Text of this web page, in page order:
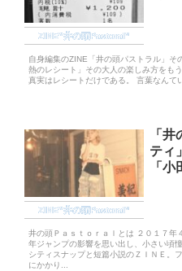
ZINE“井の頭Pastoral”
自身編集のZINE「井の頭パストラル」
熱のレシート」その大人の楽しみ方をも
真実はレシートだけである。 言葉なんて
ZINE“井の頭Pastoral”
「
ティ
「
井の頭Ｐａｓｔｏｒａｌとは ２０１７年
年ジャンプの影響を思い出し、小さい頃
シティスナップと短篇小説のＺＩＮＥ。
にかかり...